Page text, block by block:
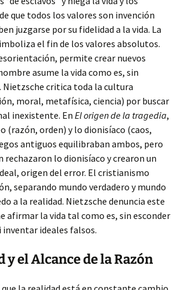
que todos los valores son invención
juzgarse por su fidelidad a la vida. La
el fin de los valores absolutos.
permite crear nuevos
asume la vida como es, sin
Nietzsche critica toda la cultura
moral, metafísica, ciencia) por buscar
inexistente. En El origen de la tragedia,
(razón, orden) y lo dionisíaco (caos,
antiguos equilibraban ambos, pero
rechazaron lo dionisíaco y crearon un
origen del error. El cristianismo
separando mundo verdadero y mundo
a la realidad. Nietzsche denuncia este
afirmar la vida tal como es, sin esconder
ideales falsos.
y el Alcance de la Razón